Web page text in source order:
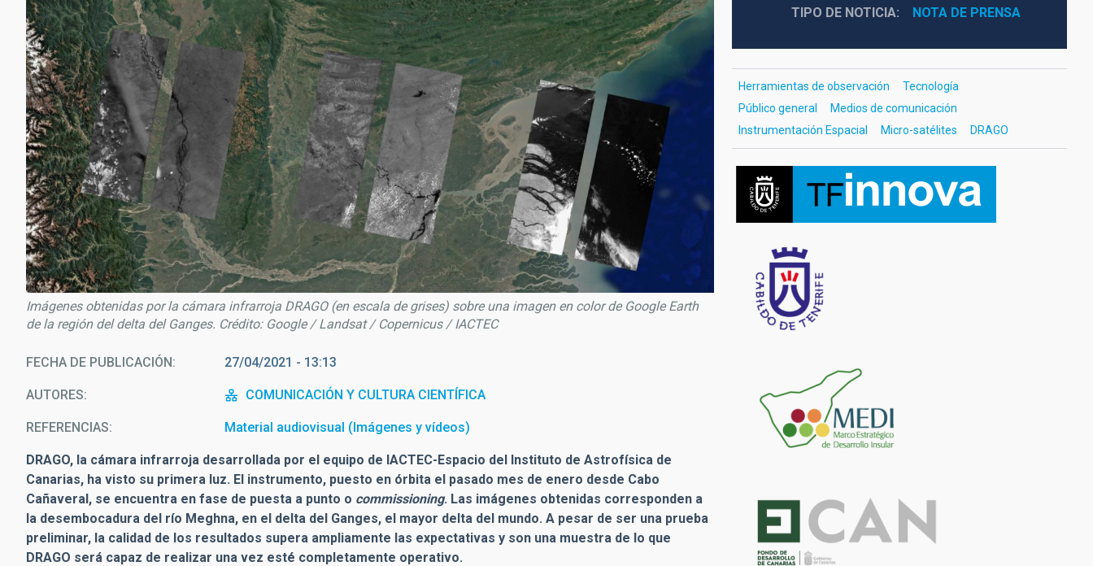
a
la
navegación
Imágenes obtenidas por la cámara infrarroja DRAGO (en escala de grises) sobre una imagen en color de Google Earth
de la región del delta del Ganges. Crédito: Google / Landsat / Copernicus / IACTEC
FECHA DE PUBLICACIÓN 27/04/2021 - 13:13
AUTORES COMUNICACIÓN Y CULTURA CIENTÍFICA
REFERENCIAS Material audiovisual (Imágenes y vídeos)
DRAGO, la cámara infrarroja desarrollada por el equipo de IACTEC-Espacio del Instituto de Astrofísica de
Canarias, ha visto su primera luz. El instrumento, puesto en órbita el pasado mes de enero desde Cabo
Cañaveral, se encuentra en fase de puesta a punto o commissioning. Las imágenes obtenidas corresponden a
la desembocadura del río Meghna, en el delta del Ganges, el mayor delta del mundo. A pesar de ser una prueba
preliminar, la calidad de los resultados supera ampliamente las expectativas y son una muestra de lo que
DRAGO será capaz de realizar una vez esté completamente operativo.
TIPO DE NOTICIA NOTA DE PRENSA
Herramientas de observación
Tecnología
Público general
Medios de comunicación
Instrumentación Espacial
Micro-satélites DRAGO